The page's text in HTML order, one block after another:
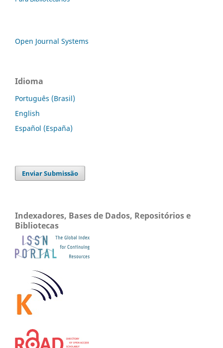
Open Journal Systems
Idioma
Português (Brasil)
English
Español (España)
Enviar Submissão
Indexadores, Bases de Dados, Repositórios e
Bibliotecas